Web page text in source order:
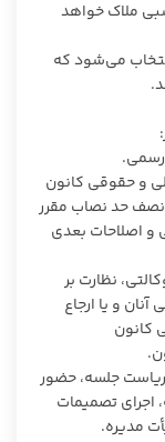
ملاک خواهد
می‌شود که
نصف حد نصاب مقرر
و اصلاحات بعدی
نظارت بر
و یا ارجاع
کانون
جلسه، حضور
اجرای تصمیمات
مدیره.